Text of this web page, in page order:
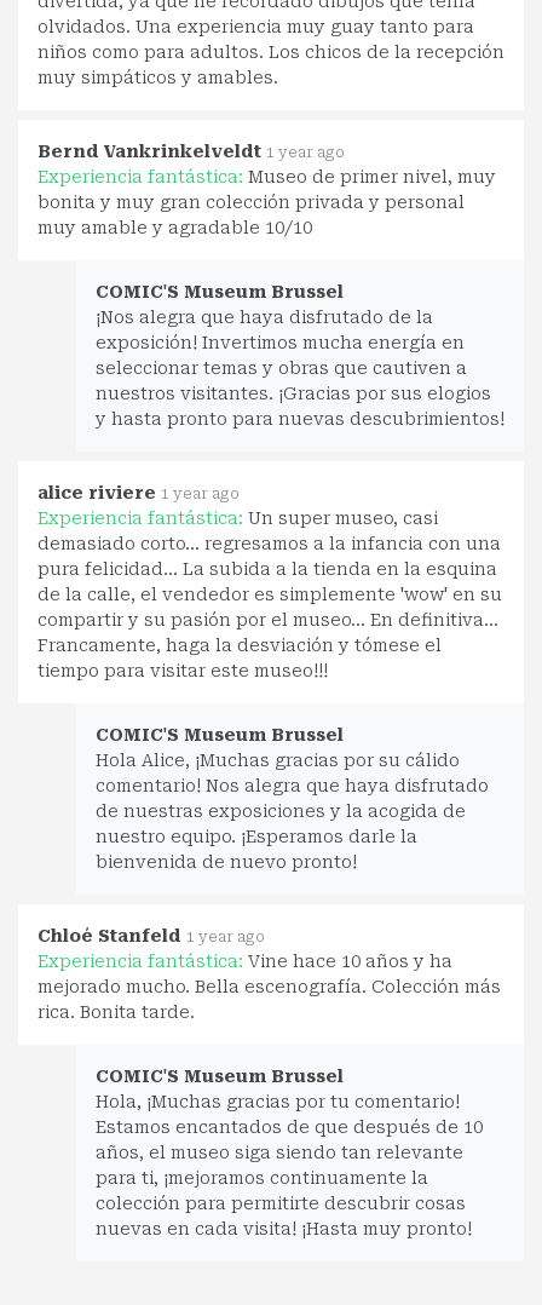
olvidados. Una experiencia muy guay tanto para
niños como para adultos. Los chicos de la recepción
muy simpáticos y amables.
Bernd Vankrinkelveldt 1 year ago
Experiencia fantástica: Museo de primer nivel, muy
bonita y muy gran colección privada y personal
muy amable y agradable 10/10
COMIC'S Museum Brussel
¡Nos alegra que haya disfrutado de la
exposición! Invertimos mucha energía en
seleccionar temas y obras que cautiven a
nuestros visitantes. ¡Gracias por sus elogios
y hasta pronto para nuevas descubrimientos!
alice riviere 1 year ago
Experiencia fantástica: Un super museo, casi
demasiado corto… regresamos a la infancia con una
pura felicidad… La subida a la tienda en la esquina
de la calle, el vendedor es simplemente 'wow' en su
compartir y su pasión por el museo… En definitiva…
Francamente, haga la desviación y tómese el
tiempo para visitar este museo!!!
COMIC'S Museum Brussel
Hola Alice, ¡Muchas gracias por su cálido
comentario! Nos alegra que haya disfrutado
de nuestras exposiciones y la acogida de
nuestro equipo. ¡Esperamos darle la
bienvenida de nuevo pronto!
Chloé Stanfeld 1 year ago
Experiencia fantástica: Vine hace 10 años y ha
mejorado mucho. Bella escenografía. Colección más
rica. Bonita tarde.
COMIC'S Museum Brussel
Hola, ¡Muchas gracias por tu comentario!
Estamos encantados de que después de 10
años, el museo siga siendo tan relevante
para ti, ¡mejoramos continuamente la
colección para permitirte descubrir cosas
nuevas en cada visita! ¡Hasta muy pronto!